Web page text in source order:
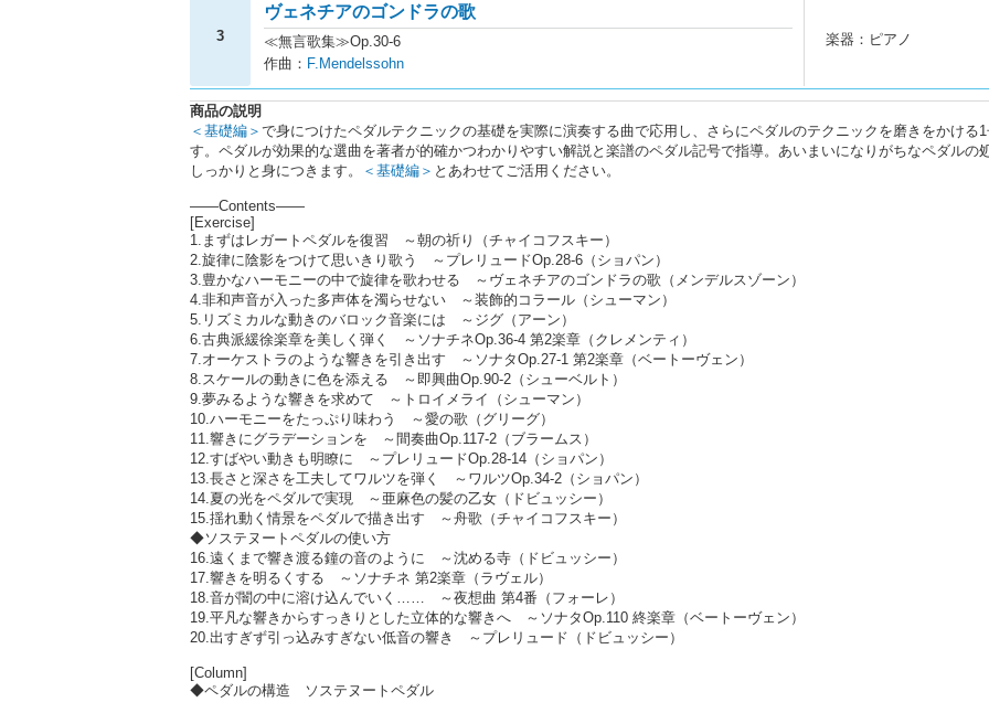
3
ヴェネチアのゴンドラの歌
≪無言歌集≫Op.30-6
作曲： F.Mendelssohn
楽器：ピアノ
商品の説明
＜基礎編＞ で身につけたペダルテクニックの基礎を実際に演奏する曲で応用し、さらにペダルのテクニックを磨きをかける
す。ペダルが効果的な選曲を著者が的確かつわかりやすい解説と楽譜のペダル記号で指導。あいまいになりがちなペダルの
しっかりと身につきます。
＜基礎編＞ とあわせてご活用ください。
――Contents――
[Exercise]
1.まずはレガートペダルを復習 ～朝の祈り（チャイコフスキー）
2.旋律に陰影をつけて思いきり歌う ～プレリュードOp.28-6（ショパン）
3.豊かなハーモニーの中で旋律を歌わせる ～ヴェネチアのゴンドラの歌（メンデルスゾーン）
4.非和声音が入った多声体を濁らせない ～装飾的コラール（シューマン）
5.リズミカルな動きのバロック音楽には ～ジグ（アーン）
6.古典派緩徐楽章を美しく弾く ～ソナチネOp.36-4 第2楽章（クレメンティ）
7.オーケストラのような響きを引き出す ～ソナタOp.27-1 第2楽章（ベートーヴェン）
8.スケールの動きに色を添える ～即興曲Op.90-2（シューベルト）
9.夢みるような響きを求めて ～トロイメライ（シューマン）
10.ハーモニーをたっぷり味わう ～愛の歌（グリーグ）
11.響きにグラデーションを ～間奏曲Op.117-2（ブラームス）
12.すばやい動きも明瞭に ～プレリュードOp.28-14（ショパン）
13.長さと深さを工夫してワルツを弾く ～ワルツOp.34-2（ショパン）
14.夏の光をペダルで実現 ～亜麻色の髪の乙女（ドビュッシー）
15.揺れ動く情景をペダルで描き出す ～舟歌（チャイコフスキー）
◆ソステヌートペダルの使い方
16.遠くまで響き渡る鐘の音のように ～沈める寺（ドビュッシー）
17.響きを明るくする ～ソナチネ 第2楽章（ラヴェル）
18.音が闇の中に溶け込んでいく…… ～夜想曲 第4番（フォーレ）
19.平凡な響きからすっきりとした立体的な響きへ ～ソナタOp.110 終楽章（ベートーヴェン）
20.出すぎず引っ込みすぎない低音の響き ～プレリュード（ドビュッシー）
[Column]
◆ペダルの構造 ソステヌートペダル